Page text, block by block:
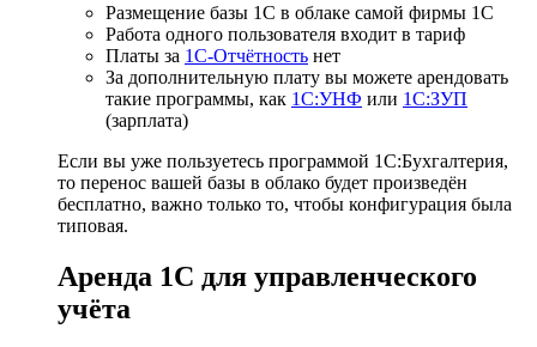
Размещение базы 1С в облаке самой фирмы 1С
Работа одного пользователя входит в тариф
Платы за 1С-Отчётность нет
За дополнительную плату вы можете арендовать
такие программы, как 1С:УНФ или 1С:ЗУП
(зарплата)
Если вы уже пользуетесь программой 1С:Бухгалтерия,
то перенос вашей базы в облако будет произведён
бесплатно, важно только то, чтобы конфигурация была
типовая.
Аренда 1С для управленческого
учёта